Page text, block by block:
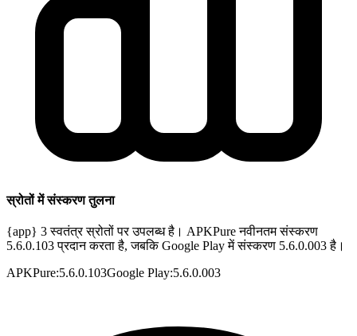
स्रोतों में संस्करण तुलना
{app} 3 स्वतंत्र स्रोतों पर उपलब्ध है। APKPure नवीनतम संस्करण
5.6.0.103 प्रदान करता है, जबकि Google Play में संस्करण 5.6.0.003 है।
APKPure:5.6.0.103Google Play:5.6.0.003